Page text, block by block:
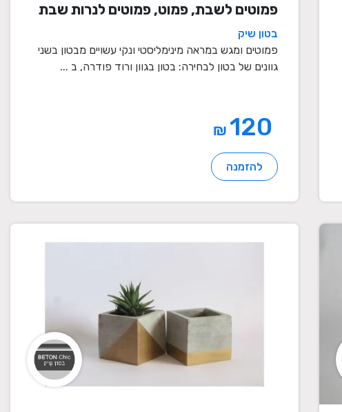
פמוטים לשבת, פמוט, פמוטים לנרות שבת
בטון שיק
פמוטים ומגש במראה מינימליסטי ונקי עשויים מבטון בשני
גוונים של בטון לבחירה: בטון בגוון ורוד פודרה, ב ...
₪
להזמנה